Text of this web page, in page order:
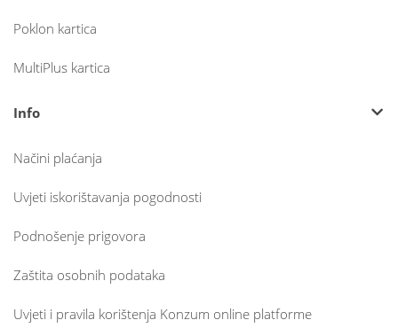
Poklon kartica
MultiPlus kartica
Info
Načini plaćanja
Uvjeti iskorištavanja pogodnosti
Podnošenje prigovora
Zaštita osobnih podataka
Uvjeti i pravila korištenja Konzum online platforme